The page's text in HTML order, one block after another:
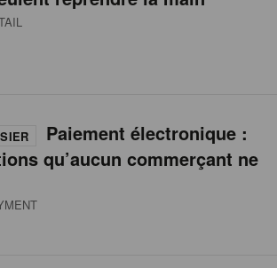
Paiement électronique :
qu’aucun commerçant ne